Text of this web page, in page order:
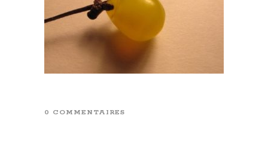
0 COMMENTAIRES